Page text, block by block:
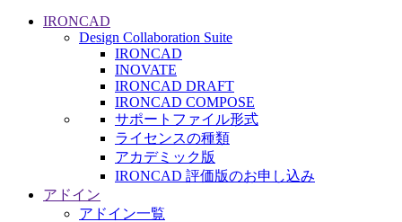
IRONCAD
Design Collaboration Suite
IRONCAD
INOVATE
IRONCAD DRAFT
IRONCAD COMPOSE
サポートファイル形式
ライセンスの種類
アカデミック版
IRONCAD 評価版のお申し込み
アドイン
アドイン一覧